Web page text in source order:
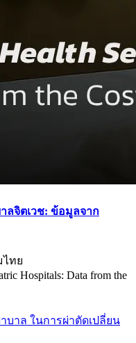
ลจิตเวช: ข้อมูลจาก
ทย
Hospitals: Data from the